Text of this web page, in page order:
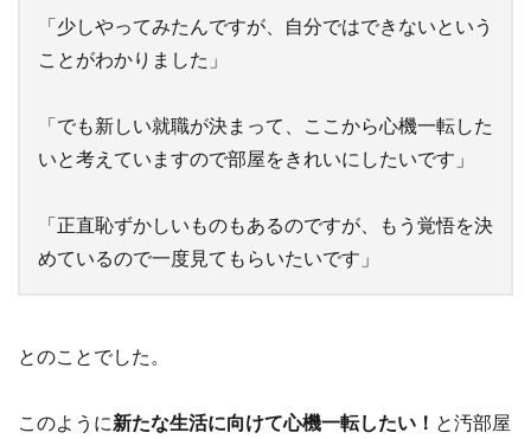
「少しやってみたんですが、自分ではできないという
ことがわかりました」
「でも新しい就職が決まって、ここから心機一転した
いと考えていますので部屋をきれいにしたいです」
「正直恥ずかしいものもあるのですが、もう覚悟を決
めているので一度見てもらいたいです」
とのことでした。
このように新たな生活に向けて心機一転したい！ と汚部屋